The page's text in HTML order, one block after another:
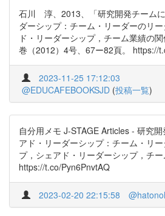
石川 淳、2013、「研究開発チーム
ダーシップ：チーム・リーダーのリ
ド・リーダーシップ，チーム業績の
巻（2012）4号、67ー82頁。 https://
2023-11-25 17:12:03
@EDUCAFEBOOKSJD (投稿一覧)
自分用メモ J-STAGE Articles - 研究
アド・リーダーシップ：チーム・リ
プ，シェアド・リーダーシップ，チ
https://t.co/Pyn6PnvtAQ
2023-02-20 22:15:58